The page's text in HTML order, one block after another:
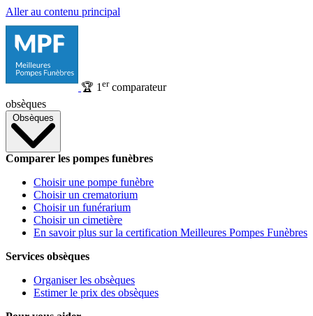
Aller au contenu principal
🏆 1 ercomparateur
obsèques
Obsèques
Comparer les pompes funèbres
Choisir une pompe funèbre
Choisir un crematorium
Choisir un funérarium
Choisir un cimetière
En savoir plus sur la certification Meilleures Pompes Funèbres
Services obsèques
Organiser les obsèques
Estimer le prix des obsèques